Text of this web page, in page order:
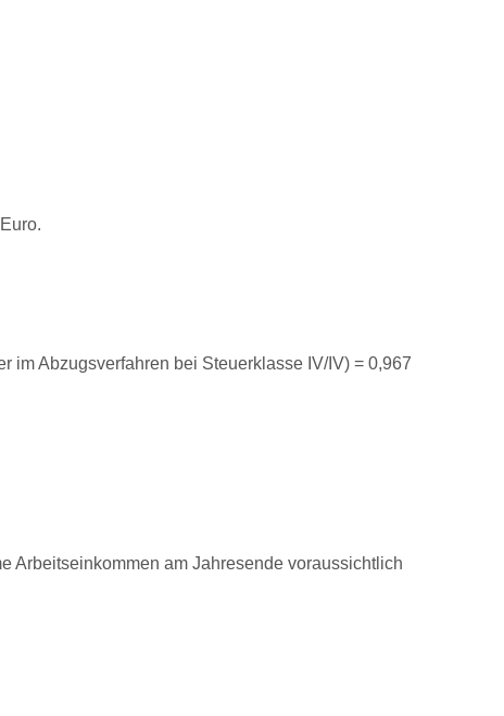
im Abzugsverfahren bei Steuerklasse IV/IV) = 0,967
Arbeitseinkommen am Jahresende voraussichtlich